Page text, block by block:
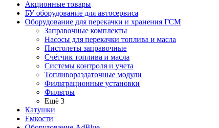
Акционные товары
БУ оборудование для автосервиса
Оборудование для перекачки и хранения ГСМ
Заправочные комплекты
Насосы для перекачки топлива и масла
Пистолеты заправочные
Счётчик топлива и масла
Системы контроля и учета
Топливораздаточные модули
Фильтрационные установки
Фильтры
Ещё 3
Катушки
Емкости